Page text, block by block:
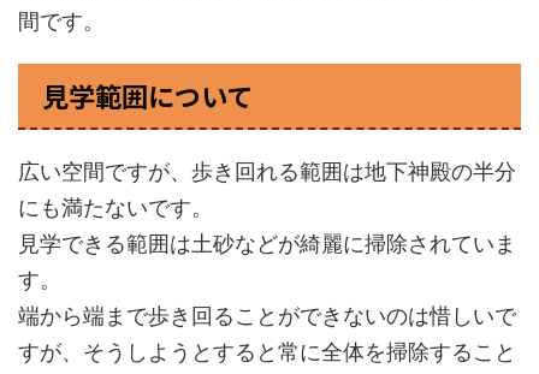
間です。
見学範囲について
広い空間ですが、歩き回れる範囲は地下神殿の半分
にも満たないです。
見学できる範囲は土砂などが綺麗に掃除されていま
す。
端から端まで歩き回ることができないのは惜しいで
すが、そうしようとすると常に全体を掃除すること